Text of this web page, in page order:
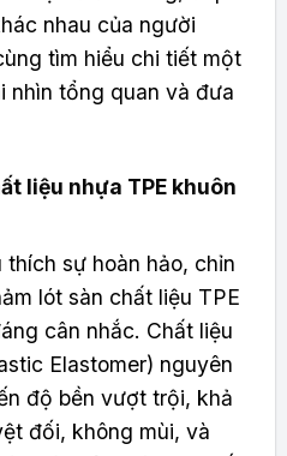
nhau của người
tìm hiểu chi tiết một
nhìn tổng quan và đưa
liệu nhựa TPE khuôn
sự hoàn hảo, chỉn
lót sàn chất liệu TPE
cân nhắc. Chất liệu
Elastomer) nguyên
độ bền vượt trội, khả
đối, không mùi, và